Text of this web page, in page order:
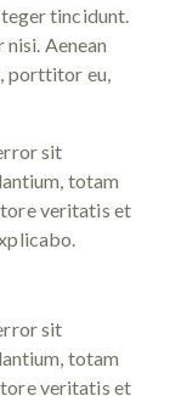
tincidunt.
Aenean
porttitor eu,
sit
totam
veritatis et
sit
totam
veritatis et